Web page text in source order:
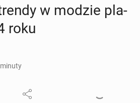
w modzie pla­
roku